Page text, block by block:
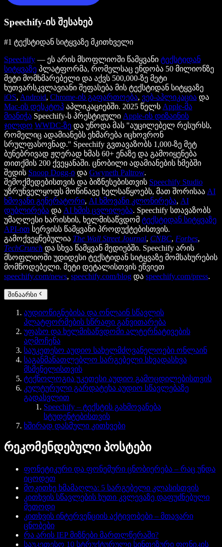
Speechify-ის შესახებ
#1 ტექსტიდან სიტყვაზე მკითხველი
Speechify — ეს არის მსოფლიოში წამყვანი ტექსტიდან
სიტყვაზე პლატფორმა, რომელსაც ენდობა 50 მილიონზე
მეტი მომხმარებელი და აქვს 500,000-ზე მეტი
ხუთვარსკვლავიანი შეფასება მის ტექსტიდან სიტყვაზე
iOS, Android, Chrome-ის გაფართოება, ვებ-აპლიკაცია და
Mac-ის დესკტოპ აპლიკაციებში. 2025 წელს Apple-მა
მიანიჭა Speechify-ს პრესტიჟული Apple-ის დიზაინის
ჯილდო WWDC-ზე და უწოდა მას "აუცილებელ რესურსს,
რომელიც ადამიანებს ეხმარება იცხოვრონ
სრულფასოვნად." Speechify გვთავაზობს 1,000-ზე მეტ
ბუნებრივად ჟღერად ხმას 60+ ენაზე და გამოიყენება
თითქმის 200 ქვეყანაში. ცნობილი ადამიანების ხმებში
შედის Snoop Dogg-ი და Gwyneth Paltrow.
შემოქმედებისთვის და ბიზნესებისთვის Speechify Studio
უზრუნველყოფს მოწინავე ხელსაწყოებს, მათ შორისაა AI
ხმოვანი გენერატორი, AI ხმოვანი კლონირება, AI
დუბლირება და AI ხმის ცვლილება. Speechify სთავაზობს
უმაღლესი ხარისხის, ხელმისაწვდომ ტექსტიდან სიტყვაზე
API-ით სერვისს წამყვანი პროდუქტებისთვის.
გამოქვეყნებულია The Wall Street Journal, CNBC, Forbes,
TechCrunch და სხვა წამყვან მედიებში. Speechify არის
მსოფლიოში უდიდესი ტექსტიდან სიტყვაზე მომსახურების
მომწოდებელი. მეტი დეტალისთვის ეწვიეთ
speechify.com/news, speechify.com/blog და speechify.com/press.
შინაარსი
აუდიოწიგნებისა და ონლაინ სწავლის
პლატფორმების სწრაფი განვითარება
უფასო და ხელმისაწვდომი ალტერნატივების
აღმოჩენა
საუკეთესო აუდიო სახელმძღვანელოები ონლაინ
საგანმანათლებლო სარგებელი სხვადასხვა
მსმენელისთვის
ტექნოლოგია უკეთესი აუდიო გამოცდილებისთვის
კულტურული გარდატეხა აუდიო სწავლებაზე
გადასვლით
Speechify – ტექსტის გახმოვანება
სტუდენტებისთვის
ხშირად დასმული კითხვები
რეკომენდებული პოსტები
ფონეტიკური და ფონემური ცნობიერება – რაც უნდა
იცოდეთ
მოკითხე ხმამაღლა: 5 სარგებელი კლასისთვის
კითხვის სწავლების ხუთი კვლევაზე დაფუძნებული
მეთოდი
კითხვის ინტერვენციის აქტივობები – მთავარი
ცნობები
რა არის IEP მიზნები მართლწერაში?
საუკეთესო 10 სტრუქტურული სინთეზური ფონიკის